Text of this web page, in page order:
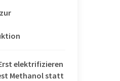
elektrifizieren
Methanol statt